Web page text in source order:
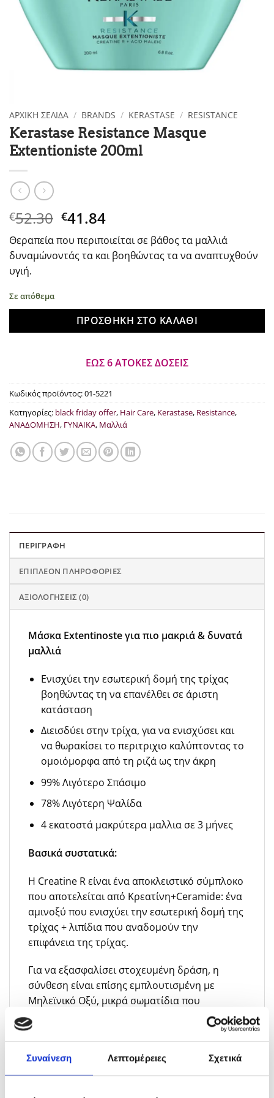
Συναίνεση Λεπτομέρειες Σχετικά
ΑΡΧΙΚΉ ΣΕΛΊΔΑ / BRANDS / KERASTASE / RESISTANCE
Kerastase Resistance Masque
Extentioniste 200ml
€52.30 Original
was:
€52.30.
€41.84Η
τρέχουσα
τιμή
είναι:
Θεραπεία που περιποιείται σε βάθος τα μαλλιά
δυναμώνοντάς τα και βοηθώντας τα να αναπτυχθούν
υγιή.
Σε απόθεμα
ΠΡΟΣΘΉΚΗ ΣΤΟ ΚΑΛΆΘΙ
ΕΩΣ 6 ΑΤΟΚΕΣ ΔΟΣΕΙΣ
Κωδικός προϊόντος:01-5221
Κατηγορίες: black friday offer, Hair Care, Kerastase, Resistance,
ΑΝΑΔΟΜΗΣΗ, ΓΥΝΑΙΚΑ, Μαλλιά
ΠΕΡΙΓΡΑΦΉ
ΕΠΙΠΛΈΟΝ ΠΛΗΡΟΦΟΡΊΕΣ
ΑΞΙΟΛΟΓΉΣΕΙΣ (0)
Μάσκα Extentinoste για πιο μακριά & δυνατά
μαλλιά
Ενισχύει την εσωτερική δομή της τρίχας
βοηθώντας τη να επανέλθει σε άριστη
κατάσταση
Διεισδύει στην τρίχα, για να ενισχύσει και
να θωρακίσει το περιτριχιο καλύπτοντας το
ομοιόμορφα από τη ριζά ως την άκρη
99% Λιγότερο Σπάσιμο
78% Λιγότερη Ψαλίδα
4 εκατοστά μακρύτερα μαλλια σε 3 μήνες
Βασικά συστατικά:
Η Creatine R είναι ένα αποκλειστικό σύμπλοκο
που αποτελείται από Κρεατίνη+Ceramide: ένα
αμινοξύ που ενισχύει την εσωτερική δομή της
τρίχας + λιπίδια που αναδομούν την
επιφάνεια της τρίχας.
Για να εξασφαλίσει στοχευμένη δράση, η
σύνθεση είναι επίσης εμπλουτισμένη με
Μηλεϊνικό Οξύ, μικρά σωματίδια που
διεισδύουν για να ενισχύσουν το περιτρίχιο
και να το θωρακίσουν καλύπτοντάς το
Συμβουλές για την εφαρμογή: